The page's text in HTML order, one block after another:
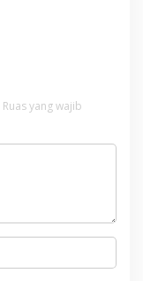
Ruas yang wajib